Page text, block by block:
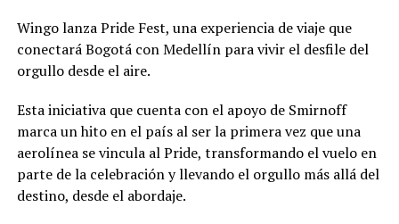
Wingo lanza Pride Fest, una experiencia de viaje que
conectará Bogotá con Medellín para vivir el desfile del
orgullo desde el aire.
Esta iniciativa que cuenta con el apoyo de Smirnoff
marca un hito en el país al ser la primera vez que una
aerolínea se vincula al Pride, transformando el vuelo en
parte de la celebración y llevando el orgullo más allá del
destino, desde el abordaje.